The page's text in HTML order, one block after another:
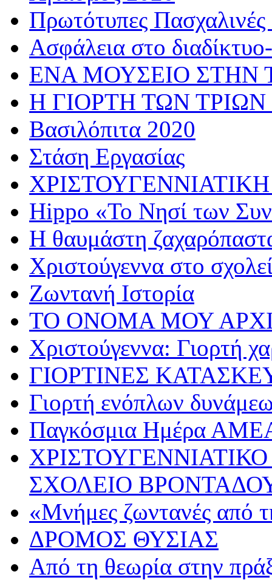
Πρωτότυπες Πασχαλινές
Ασφάλεια στο
ΕΝΑ ΜΟΥΣΕΙΟ ΣΤΗΝ
Η ΓΙΟΡΤΗ ΤΩΝ
Βασιλόπιτα 2020
Στάση Εργασίας
Hippo «Το Νησί των
Η θαυμάστη
Χριστούγεννα στο
Ζωντανή Ιστορία
ΤΟ ΟΝΟΜΑ ΜΟΥ
Χριστούγεννα: Γιορτή
ΓΙΟΡΤΙΝΕΣ
Γιορτή ενόπλων
Παγκόσμια Ημέρα
ΣΧΟΛΕΙΟ
«Μνήμες ζωντανές από
ΔΡΟΜΟΣ ΘΥΣΙΑΣ
Από τη θεωρία στην